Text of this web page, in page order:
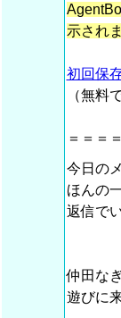
示され
初回保
（無料
＝＝＝
今日の
ほんの
返信で
仲田な
遊びに